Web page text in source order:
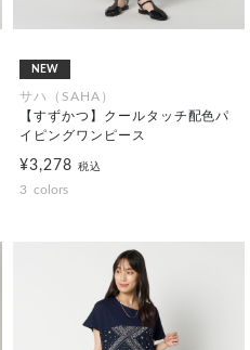
NEW
サハ（SAHA）
【すずかつ】クールタッチ配色パ
イピングワンピース
¥3,278 税込
3 colors